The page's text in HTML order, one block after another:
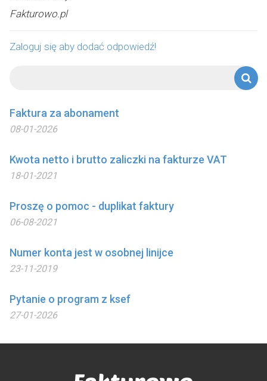
Fakturowo.pl
Zaloguj się aby dodać odpowiedź!
Faktura za abonament
08-01-2026
Kwota netto i brutto zaliczki na fakturze VAT
18-01-2021
Proszę o pomoc - duplikat faktury
06-08-2021
Numer konta jest w osobnej linijce
23-11-2019
Pytanie o program z ksef
27-01-2026